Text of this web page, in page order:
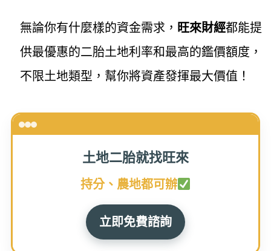
無論你有什麼樣的資金需求， 旺來財經都能提
供最優惠的二胎土地利率和最高的鑑價額度，
不限土地類型，幫你將資產發揮最大價值！
土地二胎就找旺來
持分、農地都可辦
立即免費諮詢